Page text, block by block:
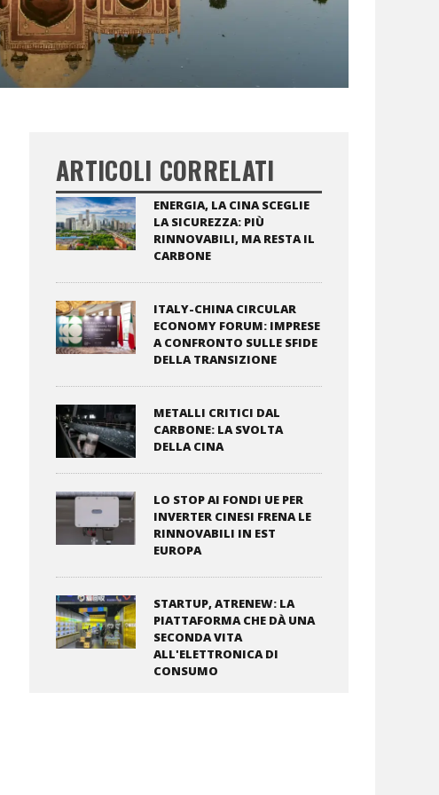
ARTICOLI CORRELATI
ENERGIA, LA CINA SCEGLIE
LA SICUREZZA: PIÙ
RINNOVABILI, MA RESTA IL
CARBONE
ITALY-CHINA CIRCULAR
ECONOMY FORUM: IMPRESE
A CONFRONTO SULLE SFIDE
DELLA TRANSIZIONE
METALLI CRITICI DAL
CARBONE: LA SVOLTA
DELLA CINA
LO STOP AI FONDI UE PER
INVERTER CINESI FRENA LE
RINNOVABILI IN EST
EUROPA
STARTUP, ATRENEW: LA
PIATTAFORMA CHE DÀ UNA
SECONDA VITA
ALL'ELETTRONICA DI
CONSUMO